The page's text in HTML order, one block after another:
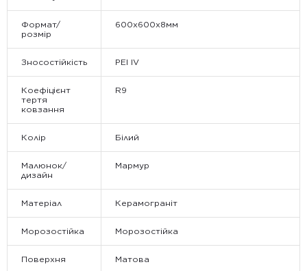
Формат/
розмір
600х600х8мм
Зносостійкість PEI IV
Коефіцієнт
тертя
ковзання
R9
Колір Білий
Малюнок/
дизайн
Мармур
Матеріал Керамограніт
Морозостійка Морозостійка
Поверхня Матова